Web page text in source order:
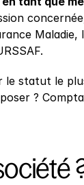
Maladie,
le statut le
?